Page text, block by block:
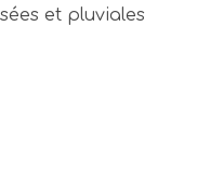
et pluviales